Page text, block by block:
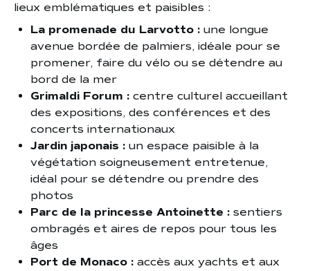
lieux emblématiques et paisibles :
La promenade du Larvotto : une longue
avenue bordée de palmiers, idéale pour se
promener, faire du vélo ou se détendre au
bord de la mer
Grimaldi Forum : centre culturel accueillant
des expositions, des conférences et des
concerts internationaux
Jardin japonais : un espace paisible à la
végétation soigneusement entretenue,
idéal pour se détendre ou prendre des
photos
Parc de la princesse Antoinette : sentiers
ombragés et aires de repos pour tous les
âges
Port de Monaco : accès aux yachts et aux